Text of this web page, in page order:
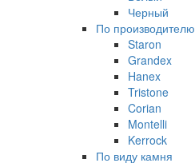
Черный
По производителю
Staron
Grandex
Hanex
Tristone
Corian
Montelli
Kerrock
По виду камня